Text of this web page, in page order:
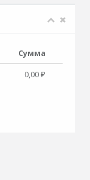
Сумма
0,00 ₽